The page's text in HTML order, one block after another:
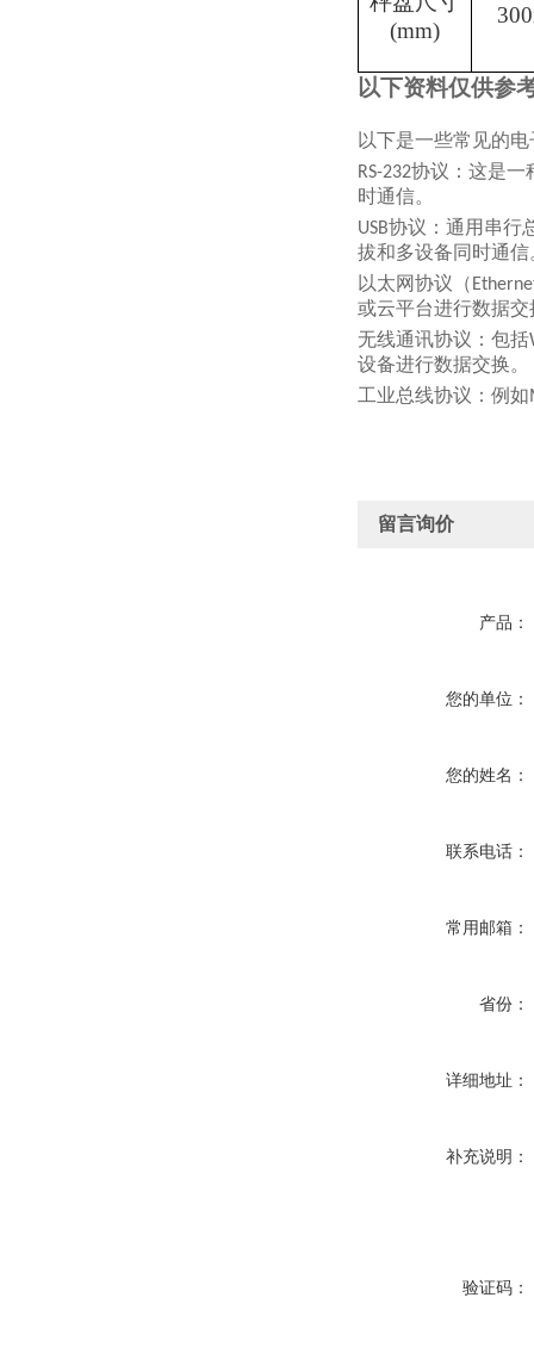
(mm)
以下资料仅供参
以下是一些常见的
RS-232协议：这是一
时通信。
USB协议：通用串行
拔和多设备同时通信
以太网协议（
或云平台进行数据交
无线通讯协议：包括
设备进行数据交换。
工业总线协议：例如
留言询价
产品：
您的单位：
您的姓名：
联系电话：
常用邮箱：
省份：
详细地址：
补充说明：
验证码：